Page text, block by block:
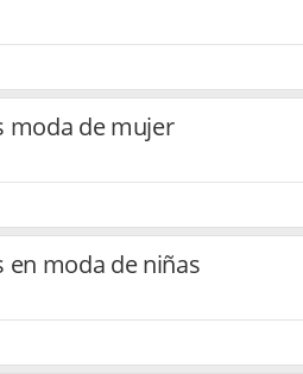
moda de mujer
en moda de niñas